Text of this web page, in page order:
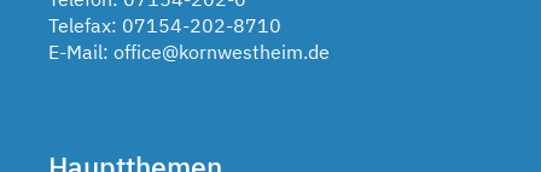
Telefax: 07154-202-8710
E-Mail: office@kornwestheim.de